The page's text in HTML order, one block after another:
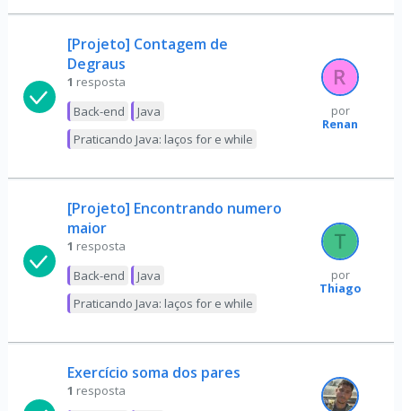
[Projeto] Contagem de
Degraus
1 resposta
Back-end
Java
Praticando Java: laços for e while
por
Renan
[Projeto] Encontrando numero
maior
1 resposta
Back-end
Java
Praticando Java: laços for e while
por
Thiago
Exercício soma dos pares
1 resposta